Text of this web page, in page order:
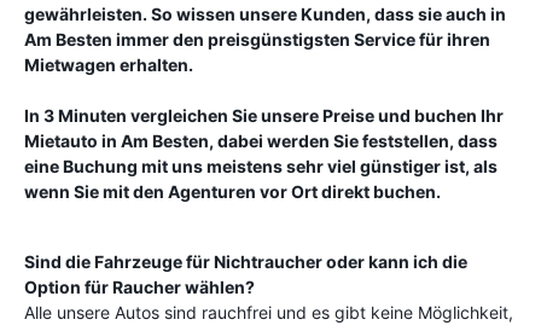
gewährleisten. So wissen unsere Kunden, dass sie auch in
Am Besten immer den preisgünstigsten Service für ihren
Mietwagen erhalten.
In 3 Minuten vergleichen Sie unsere Preise und buchen Ihr
Mietauto in Am Besten, dabei werden Sie feststellen, dass
eine Buchung mit uns meistens sehr viel günstiger ist, als
wenn Sie mit den Agenturen vor Ort direkt buchen.
Sind die Fahrzeuge für Nichtraucher oder kann ich die
Option für Raucher wählen?
Alle unsere Autos sind rauchfrei und es gibt keine Möglichkeit,